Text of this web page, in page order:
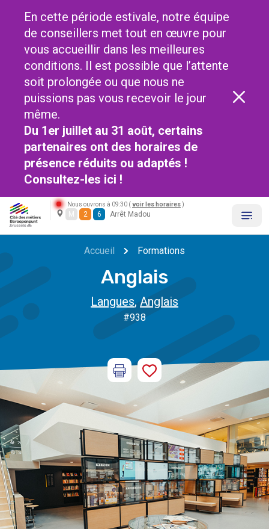
En cette période estivale, notre équipe
de conseillers met tout en œuvre pour
vous accueillir dans les meilleures
conditions. Il est possible que l’attente
soit prolongée ou que nous ne
puissions pas vous recevoir le jour
même.
Du 1er juillet au 31 août, certains
partenaires ont des horaires de
présence réduits ou adaptés !
Consultez-les ici !
Nous ouvrons à 09:30 ( voir les horaires )
M 2 6 Arrêt Madou
Accueil Formations
Anglais
Langues, Anglais
#938